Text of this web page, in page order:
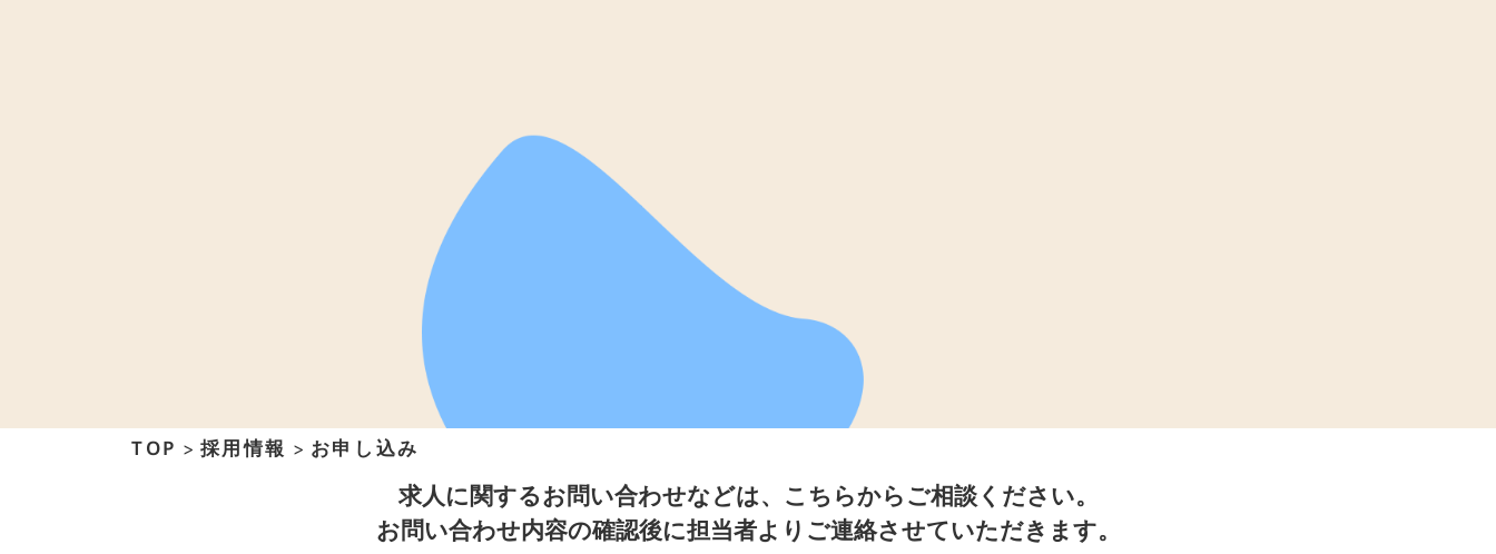
TOP > 採用情報 > お申し込み
求人に関するお問い合わせなどは、こちらからご相談ください。
お問い合わせ内容の確認後に担当者よりご連絡させていただきます。